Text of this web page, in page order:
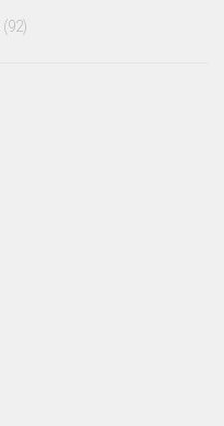
(92)